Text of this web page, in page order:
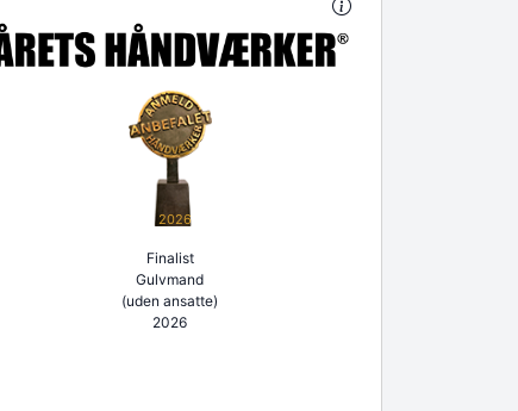
2026
Finalist
Gulvmand
(uden ansatte)
2026